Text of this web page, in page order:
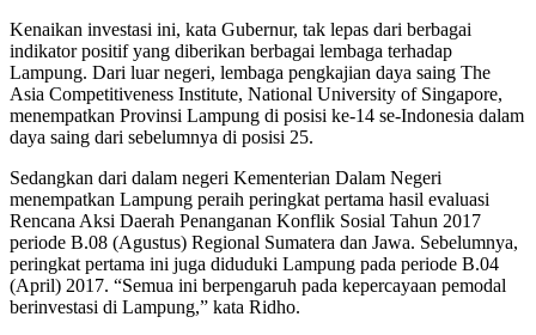
Kenaikan investasi ini, kata Gubernur, tak lepas dari berbagai
indikator positif yang diberikan berbagai lembaga terhadap
Lampung. Dari luar negeri, lembaga pengkajian daya saing The
Asia Competitiveness Institute, National University of Singapore,
menempatkan Provinsi Lampung di posisi ke-14 se-Indonesia dalam
daya saing dari sebelumnya di posisi 25.
Sedangkan dari dalam negeri Kementerian Dalam Negeri
menempatkan Lampung peraih peringkat pertama hasil evaluasi
Rencana Aksi Daerah Penanganan Konflik Sosial Tahun 2017
periode B.08 (Agustus) Regional Sumatera dan Jawa. Sebelumnya,
peringkat pertama ini juga diduduki Lampung pada periode B.04
(April) 2017. “Semua ini berpengaruh pada kepercayaan pemodal
berinvestasi di Lampung,” kata Ridho.